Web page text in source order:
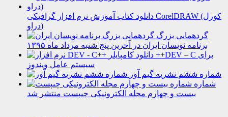
دانلود کتاب آموزش نرم افزار گرافیکی CorelDRAW (کورل
دراو)
گردهمایی بزرگ
برنامه نویسان ایران در آخرین پنج شنبه مرداد ماه ۱۳۹۵
دانلود کامپایلر ++DEV – C برای
سیستم عامل ویندوز
شماره ششم نشریه گیم آور
شماره
بیست و چهارم مجله الکترونیکی چیپست منتشر شد